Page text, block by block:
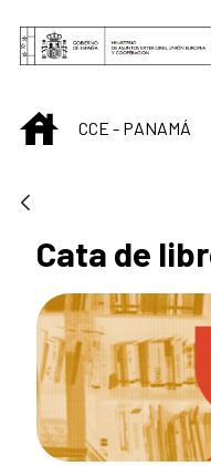
Saltar al contenido
INICIOCCE - PANAMÁ
Cata de